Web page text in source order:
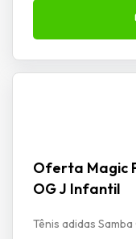
Oferta Magic
OG J Infantil
Tênis adidas